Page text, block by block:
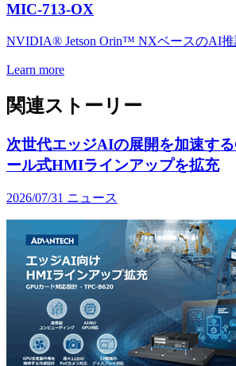
MIC-713-OX
NVIDIA® Jetson Orin™ NXベースのAI推
Learn more
関連ストーリー
次世代エッジAIの展開を加速す
ール式HMIラインアップを拡充
2026/07/31 ニュース